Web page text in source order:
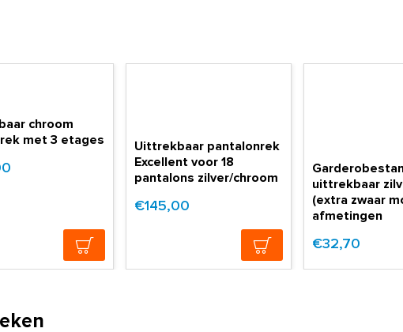
chroom
met 3 etages
Uittrekbaar pantalonrek
Excellent voor 18
pantalons zilver/chroom
€145,00
uittrekbaar
(extra zwaar
afmetingen
€32,70